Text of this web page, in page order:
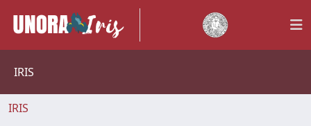
IRIS
IRIS